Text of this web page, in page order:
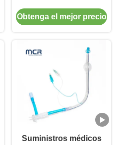
doble lumen con
canal de video
Obtenga el mejor precio
Suministros médicos